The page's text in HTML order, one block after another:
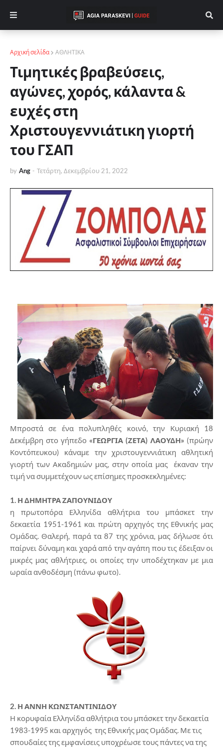
Αρχική σελίδα ΑΘΛΗΤΙΚΑ
Τιμητικές βραβεύσεις,
αγώνες, χορός, κάλαντα &
ευχές στη
Χριστουγεννιάτικη γιορτή
του ΓΣΑΠ
by Ang - Τετάρτη, Δεκεμβρίου 21, 2022
Μπροστά σε ένα πολυπληθές κοινό, την Κυριακή 18
Δεκέμβρη στο γήπεδο «ΓΕΩΡΓΙΑ (ΖΕΤΑ) ΛΑΟΥΔΗ» (πρώην
Κοντόπευκου) κάναμε την χριστουγεννιάτικη αθλητική
γιορτή των Ακαδημιών μας, στην οποία μας έκαναν την
τιμή να συμμετέχουν ως επίσημες προσκεκλημένες:
1. Η ΔΗΜΗΤΡΑ ΖΑΠΟΥΝΙΔΟΥ
η πρωτοπόρα Ελληνίδα αθλήτρια του μπάσκετ την
δεκαετία 1951-1961 και πρώτη αρχηγός της Εθνικής μας
Ομάδας. Θαλερή, παρά τα 87 της χρόνια, μας δήλωσε ότι
παίρνει δύναμη και χαρά από την αγάπη που τις έδειξαν οι
μικρές μας αθλήτριες, οι οποίες την υποδέχτηκαν με μια
ωραία ανθοδέσμη (πάνω φωτο).
2. Η ΑΝΝΗ ΚΩΝΣΤΑΝΤΙΝΙΔΟΥ
Η κορυφαία Ελληνίδα αθλήτρια του μπάσκετ την δεκαετία
1983-1995 και αρχηγός της Εθνικής μας Ομάδας. Με τις
σπουδαίες της εμφανίσεις υποχρέωσε τους πάντες να της